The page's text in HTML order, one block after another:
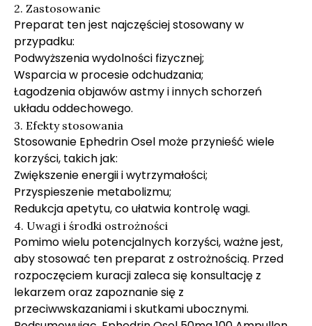
2. Zastosowanie
Preparat ten jest najczęściej stosowany w
przypadku:
Podwyższenia wydolności fizycznej;
Wsparcia w procesie odchudzania;
Łagodzenia objawów astmy i innych schorzeń
układu oddechowego.
3. Efekty stosowania
Stosowanie Ephedrin Osel może przynieść wiele
korzyści, takich jak:
Zwiększenie energii i wytrzymałości;
Przyspieszenie metabolizmu;
Redukcja apetytu, co ułatwia kontrolę wagi.
4. Uwagi i środki ostrożności
Pomimo wielu potencjalnych korzyści, ważne jest,
aby stosować ten preparat z ostrożnością. Przed
rozpoczęciem kuracji zaleca się konsultację z
lekarzem oraz zapoznanie się z
przeciwwskazaniami i skutkami ubocznymi.